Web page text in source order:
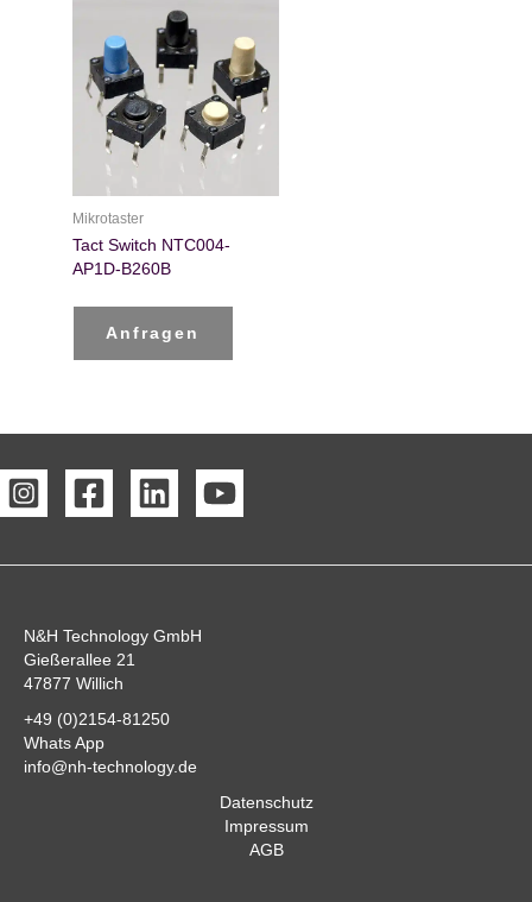
Mikrotaster
Tact Switch NTC004-
AP1D-B260B
Anfragen
N&H Technology GmbH
Gießerallee 21
47877 Willich
+49 (0)2154-81250
Whats App
info@nh-technology.de
Datenschutz
Impressum
AGB